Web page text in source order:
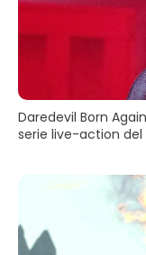
Daredevil Born
serie live-action del